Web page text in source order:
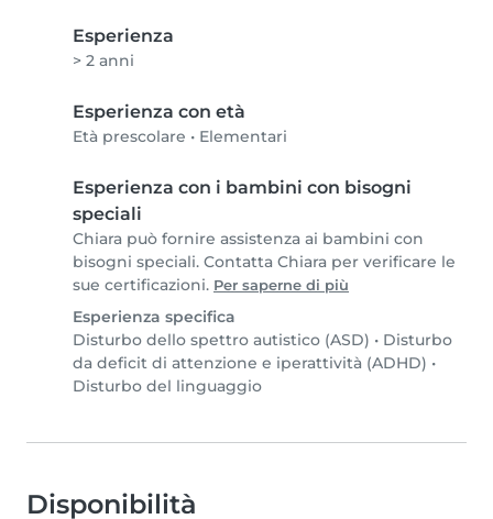
Esperienza
> 2 anni
Esperienza con età
Età prescolare • Elementari
Esperienza con i bambini con bisogni
speciali
Chiara può fornire assistenza ai bambini con
bisogni speciali. Contatta Chiara per verificare le
sue certificazioni. Per saperne di più
Esperienza specifica
Disturbo dello spettro autistico (ASD) • Disturbo
da deficit di attenzione e iperattività (ADHD) •
Disturbo del linguaggio
Disponibilità